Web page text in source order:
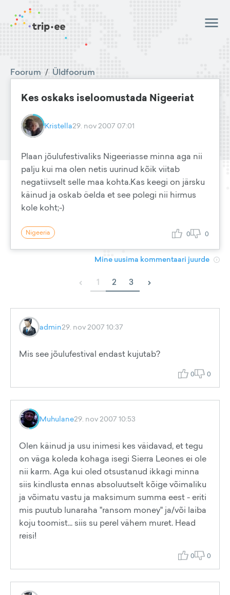
Foorum / Üldfoorum
Kes oskaks iseloomustada Nigeeriat
Kristella29. nov 2007 07:01
Plaan jõulufestivaliks Nigeeriasse minna aga nii
palju kui ma olen netis uurinud kõik viitab
negatiivselt selle maa kohta.Kas keegi on järsku
käinud ja oskab öelda et see polegi nii hirmus
kole koht;-)
Nigeeria 0 0
Mine uusima kommentaari juurde
‹ 1 2 3 ›
admin29. nov 2007 10:37
Mis see jõulufestival endast kujutab?
0 0
Muhulane29. nov 2007 10:53
Olen käinud ja usu inimesi kes väidavad, et tegu
on väga koleda kohaga isegi Sierra Leones ei ole
nii karm. Aga kui oled otsustanud ikkagi minna
siis kindlusta ennas absoluutselt kõige võimaliku
ja võimatu vastu ja maksimum summa eest - eriti
mis puutub lunaraha "ransom money" ja/või laiba
koju toomist... siis su perel vähem muret. Head
reisi!
0 0